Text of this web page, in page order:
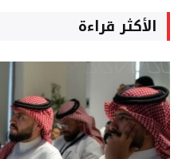
الأكثر قراءة